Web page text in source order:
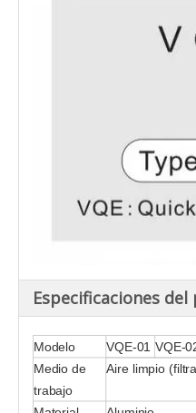
Especificaciones
Modelo VQE-01 VQE-
Medio de
trabajo
Aire limpio